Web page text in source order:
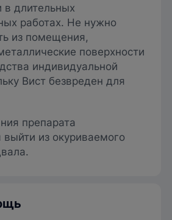
в длительных
работах. Не нужно
из помещения,
поверхности
индивидуальной
Вист безвреден для
препарата
выйти из окуриваемого